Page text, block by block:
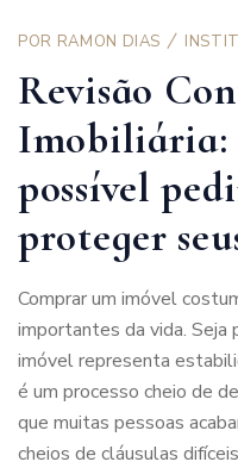
POR RAMON DIAS
Revisão
Imobiliária:
possível
proteger
Comprar um imóvel
importantes da vida. Seja
imóvel representa
é um processo cheio de
que muitas pessoas
cheios de cláusulas